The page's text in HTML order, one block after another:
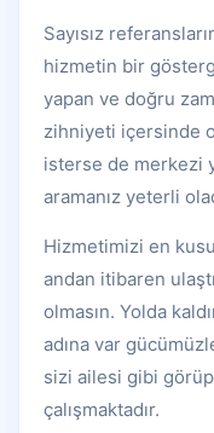
Sayısız
hizmetin bir
yapan ve doğru
zihniyeti içersinde
isterse de merkezi
aramanız yeterli
Hizmetimizi en
andan itibaren
olmasın. Yolda
adına var
sizi ailesi gibi
çalışmaktadır.